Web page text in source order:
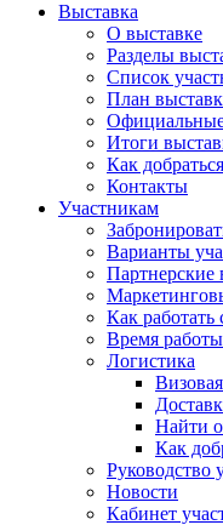
Выставка
О выставке
Разделы
Список
План
Итоги
Как
Контакты
Участникам
Варианты
Партнерские
Как
Время
Логистика
Найти
Как
Руководство
Новости
Кабинет